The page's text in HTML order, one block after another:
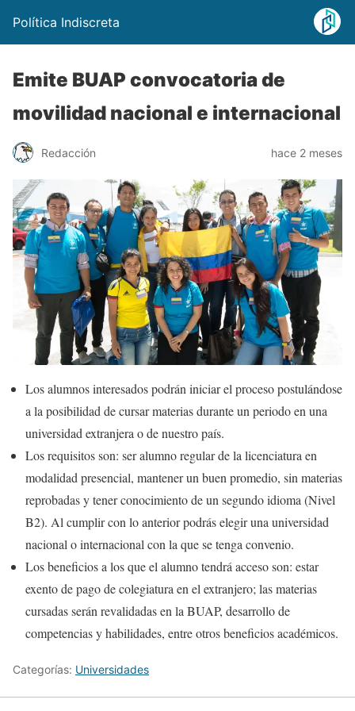
Política Indiscreta
Emite BUAP convocatoria de
movilidad nacional e internacional
Redacción hace 2 meses
Los alumnos interesados podrán iniciar el proceso postulándose
a la posibilidad de cursar materias durante un periodo en una
universidad extranjera o de nuestro país.
Los requisitos son: ser alumno regular de la licenciatura en
modalidad presencial, mantener un buen promedio, sin materias
reprobadas y tener conocimiento de un segundo idioma (Nivel
B2). Al cumplir con lo anterior podrás elegir una universidad
nacional o internacional con la que se tenga convenio.
Los beneficios a los que el alumno tendrá acceso son: estar
exento de pago de colegiatura en el extranjero; las materias
cursadas serán revalidadas en la BUAP, desarrollo de
competencias y habilidades, entre otros beneficios académicos.
Categorías: Universidades